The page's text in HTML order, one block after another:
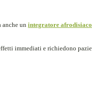
anche un integratore
immediati e richiedono